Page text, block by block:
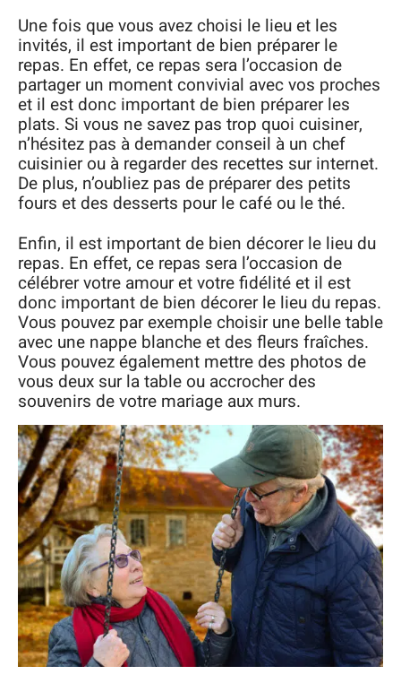
Une fois que vous avez choisi le lieu et les
invités, il est important de bien préparer le
repas. En effet, ce repas sera l’occasion de
partager un moment convivial avec vos proches
et il est donc important de bien préparer les
plats. Si vous ne savez pas trop quoi cuisiner,
n’hésitez pas à demander conseil à un chef
cuisinier ou à regarder des recettes sur internet.
De plus, n’oubliez pas de préparer des petits
fours et des desserts pour le café ou le thé.
Enfin, il est important de bien décorer le lieu du
repas. En effet, ce repas sera l’occasion de
célébrer votre amour et votre fidélité et il est
donc important de bien décorer le lieu du repas.
Vous pouvez par exemple choisir une belle table
avec une nappe blanche et des fleurs fraîches.
Vous pouvez également mettre des photos de
vous deux sur la table ou accrocher des
souvenirs de votre mariage aux murs.